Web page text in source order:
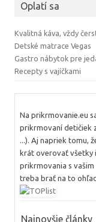
Oplatí sa
Kvalitná káva, vždy
Detské matrace Vegas
Gastro nábytok pre
Recepty s vajíčkami
Na prikrmovanie.eu
prikrmovaní detičiek
...). Aj napriek tomu,
krát overovať všetky
prikrmovania s
treba brať na to
Najnovšie články